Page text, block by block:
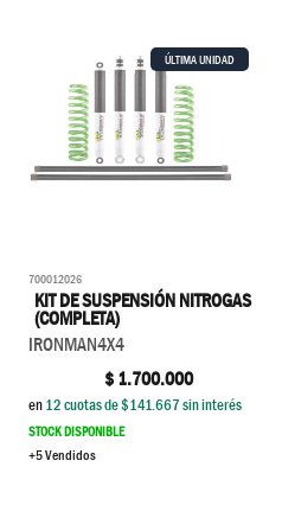
ÚLTIMA UNIDAD
700012026
KIT DE SUSPENSIÓN NITROGAS
(COMPLETA)
IRONMAN4X4
$1.700.000
en12cuotas de $141.667sin interés
STOCK DISPONIBLE
+5 Vendidos